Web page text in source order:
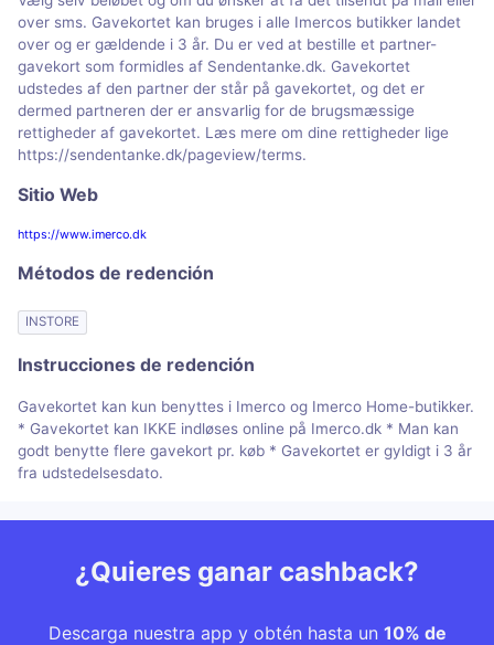
over sms. Gavekortet kan bruges i alle Imercos butikker landet
over og er gældende i 3 år. Du er ved at bestille et partner-
gavekort som formidles af Sendentanke.dk. Gavekortet
udstedes af den partner der står på gavekortet, og det er
dermed partneren der er ansvarlig for de brugsmæssige
rettigheder af gavekortet. Læs mere om dine rettigheder lige
https://sendentanke.dk/pageview/terms.
Sitio Web
https://www.imerco.dk
Métodos de redención
INSTORE
Instrucciones de redención
Gavekortet kan kun benyttes i Imerco og Imerco Home-butikker.
* Gavekortet kan IKKE indløses online på Imerco.dk * Man kan
godt benytte flere gavekort pr. køb * Gavekortet er gyldigt i 3 år
fra udstedelsesdato.
¿Quieres ganar cashback?
Descarga nuestra app y obtén hasta un 10% de